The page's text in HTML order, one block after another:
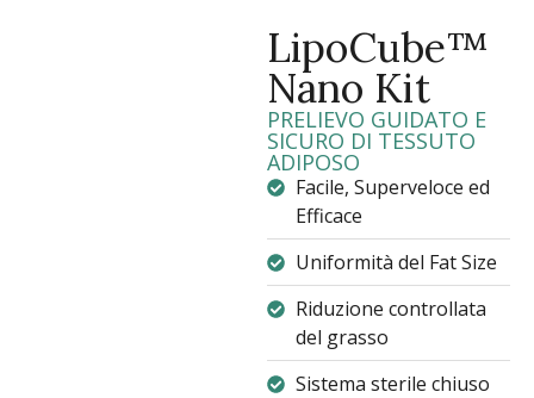
LipoCube™
Nano Kit
PRELIEVO GUIDATO E
SICURO DI TESSUTO
ADIPOSO
Facile, Superveloce ed
Efficace
Uniformità del Fat Size
Riduzione controllata
del grasso
Sistema sterile chiuso